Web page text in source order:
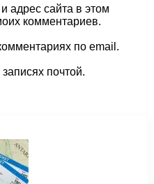
адрес сайта в этом
комментариев.
по email.
почтой.